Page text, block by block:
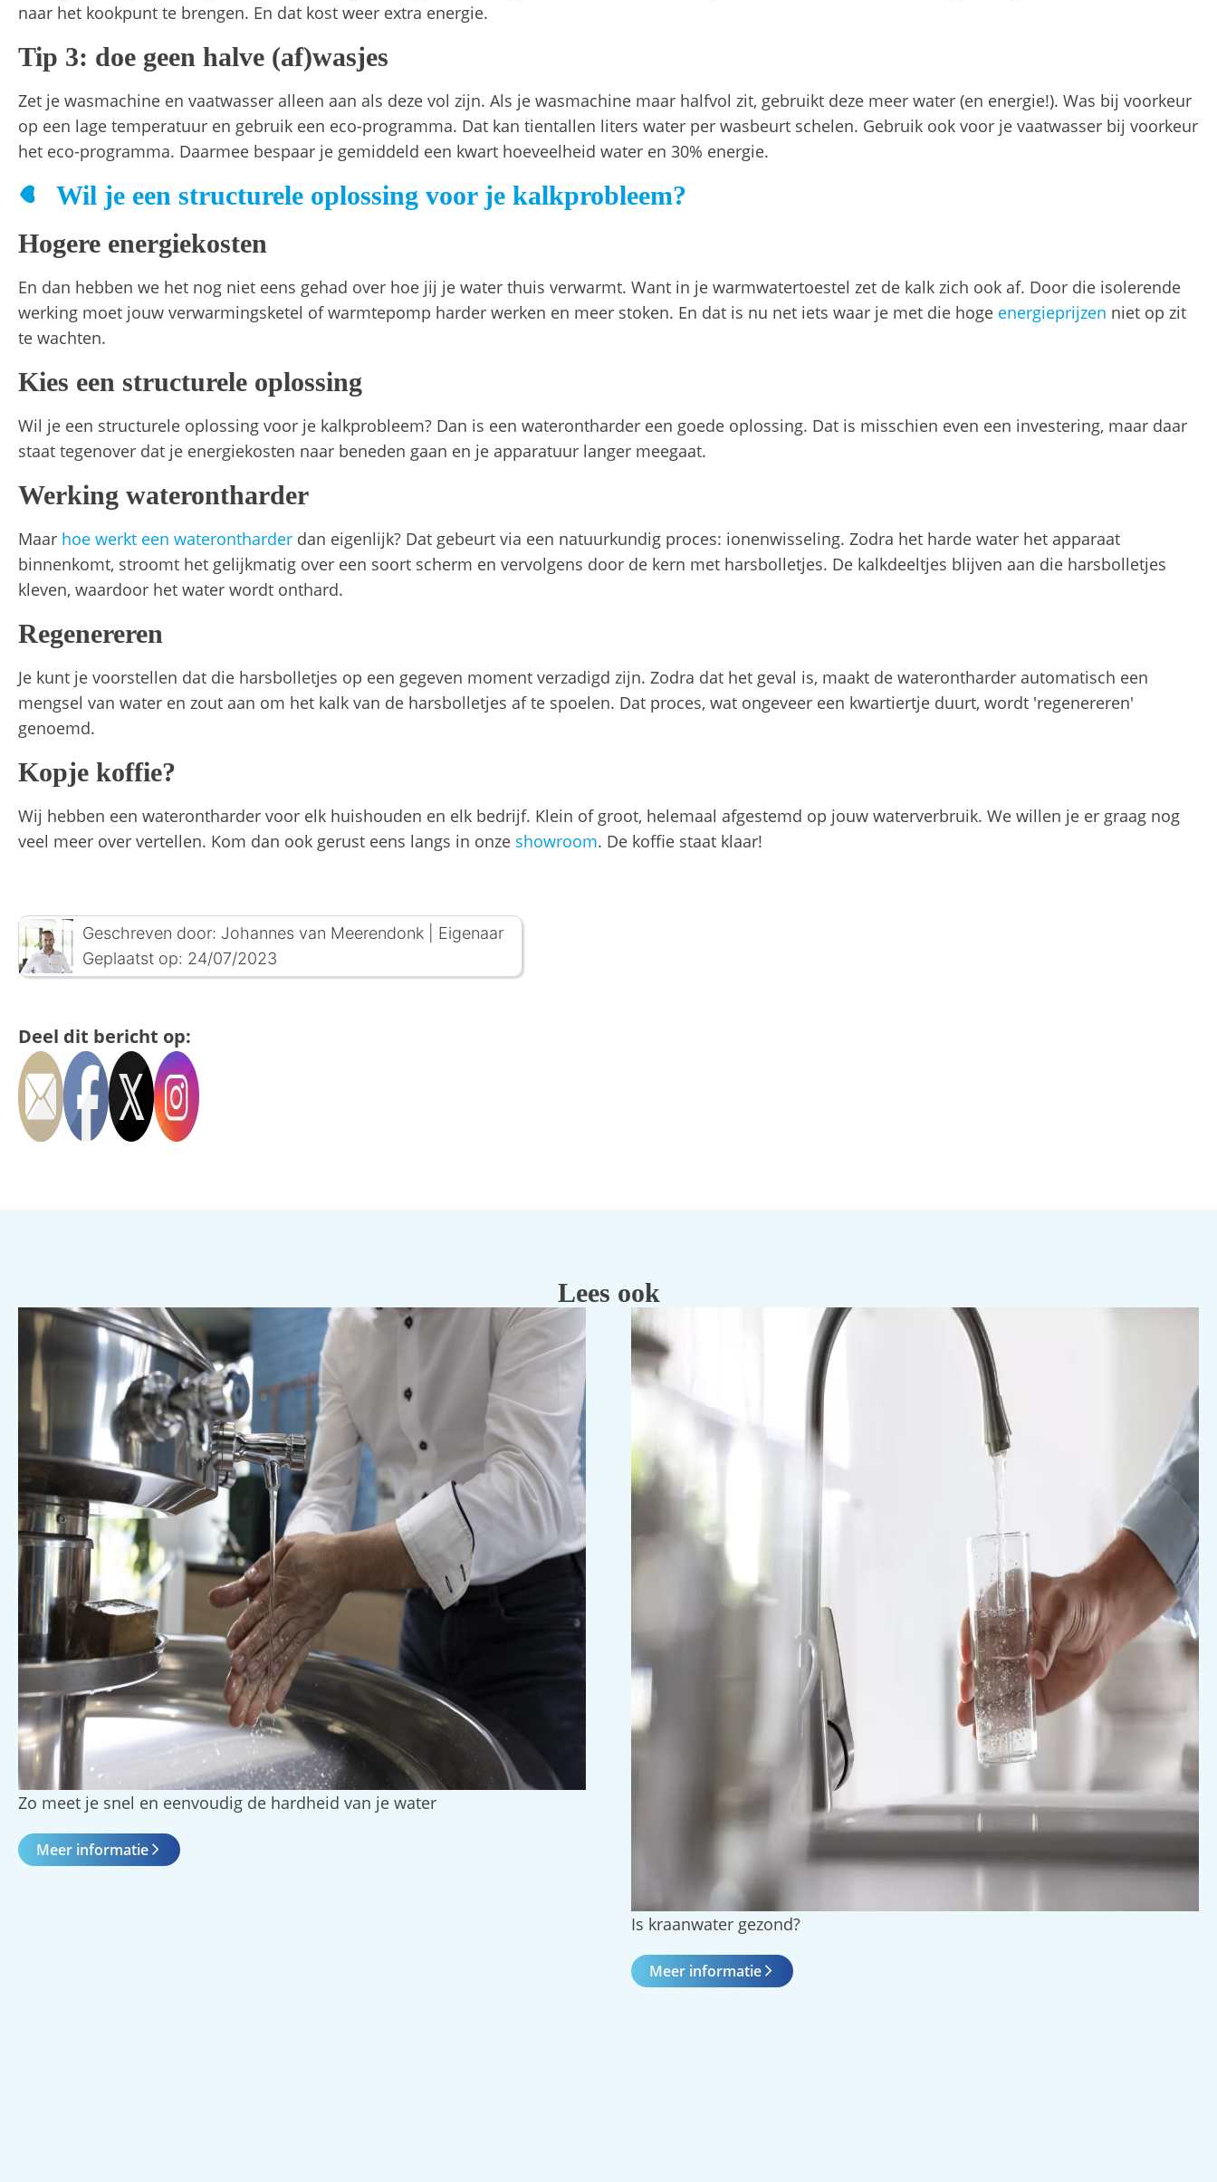
naar het kookpunt te brengen. En dat kost weer extra energie.
Tip 3: doe geen halve (af)wasjes
Zet je wasmachine en vaatwasser alleen aan als deze vol zijn. Als je wasmachine maar halfvol zit, gebruikt deze meer water (en energie!). Was bij voorkeur
op een lage temperatuur en gebruik een eco-programma. Dat kan tientallen liters water per wasbeurt schelen. Gebruik ook voor je vaatwasser bij voorkeur
het eco-programma. Daarmee bespaar je gemiddeld een kwart hoeveelheid water en 30% energie.
Wil je een structurele oplossing voor je kalkprobleem?
Hogere energiekosten
En dan hebben we het nog niet eens gehad over hoe jij je water thuis verwarmt. Want in je warmwatertoestel zet de kalk zich ook af. Door die isolerende
werking moet jouw verwarmingsketel of warmtepomp harder werken en meer stoken. En dat is nu net iets waar je met die hoge energieprijzen niet op zit
te wachten.
Kies een structurele oplossing
Wil je een structurele oplossing voor je kalkprobleem? Dan is een waterontharder een goede oplossing. Dat is misschien even een investering, maar daar
staat tegenover dat je energiekosten naar beneden gaan en je apparatuur langer meegaat.
Werking waterontharder
Maar hoe werkt een waterontharder dan eigenlijk? Dat gebeurt via een natuurkundig proces: ionenwisseling. Zodra het harde water het apparaat
binnenkomt, stroomt het gelijkmatig over een soort scherm en vervolgens door de kern met harsbolletjes. De kalkdeeltjes blijven aan die harsbolletjes
kleven, waardoor het water wordt onthard.
Regenereren
Je kunt je voorstellen dat die harsbolletjes op een gegeven moment verzadigd zijn. Zodra dat het geval is, maakt de waterontharder automatisch een
mengsel van water en zout aan om het kalk van de harsbolletjes af te spoelen. Dat proces, wat ongeveer een kwartiertje duurt, wordt 'regenereren'
genoemd.
Kopje koffie?
Wij hebben een waterontharder voor elk huishouden en elk bedrijf. Klein of groot, helemaal afgestemd op jouw waterverbruik. We willen je er graag nog
veel meer over vertellen. Kom dan ook gerust eens langs in onze showroom. De koffie staat klaar!
Geschreven door: Johannes van Meerendonk
Eigenaar
Geplaatst op: 24/07/2023
Deel dit bericht op:
Lees ook
Zo meet je snel en eenvoudig de hardheid van je water
Meer informatie
Is kraanwater gezond?
Meer informatie